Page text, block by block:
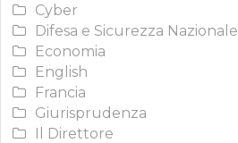
Cyber
Difesa e Sicurezza Nazionale
Economia
English
Francia
Giurisprudenza
Il Direttore